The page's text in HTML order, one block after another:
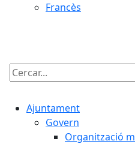
Francès
Cercar:
Ajuntament
Govern
Organització